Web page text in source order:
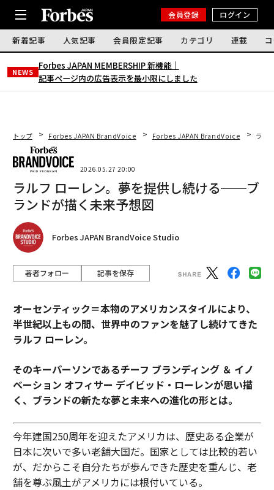
会員登録 ログイン
新着記事 人気記事 会員限定記事 カテゴリ 連載
NEWS
Forbes JAPAN MEMBERSHIP 新機能｜
記事ページ内の広告表示を最小限にしました
トップ Forbes JAPAN BrandVoice Forbes JAPAN BrandVoice ラル
2026.05.27 20:00
ラルフ ローレン。夢を提供し続ける──ブ
ランドが描く未来予想図
Forbes JAPAN BrandVoice Studio
著者フォロー 記事を保存
オーセンティック＝本物のアメリカンスタイルにより、
半世紀以上もの間、世界中のファンを魅了し続けてきた
ラルフ ローレン。
そのキーパーソンであるチーフ ブランディング ＆ イノ
ベーション オフィサー デイビッド・ローレンが思い描
く、ブランドの新たな夢と未来への進化の形とは。
今年建国250周年を迎えたアメリカは、歴史ある企業が
日本に次いで多い老舗大国だ。国家としては比較的若い
が、だからこそ自分たちが歩んできた歴史を重んじ、老
舗を尊ぶ風土がアメリカには根付いている。